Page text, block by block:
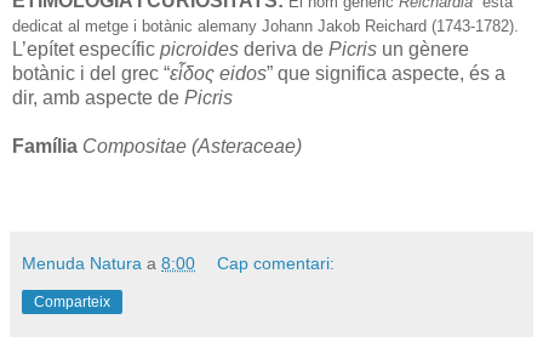
dedicat al metge i botànic alemany Johann Jakob Reichard (1743-1782).
L’epítet específic picroides deriva de Picris un gènere
botànic i del grec “εἷδος eidos” que significa aspecte, és a
dir, amb aspecte de Picris
Família Compositae (Asteraceae)
Menuda Natura a 8:00 Cap comentari:
Comparteix